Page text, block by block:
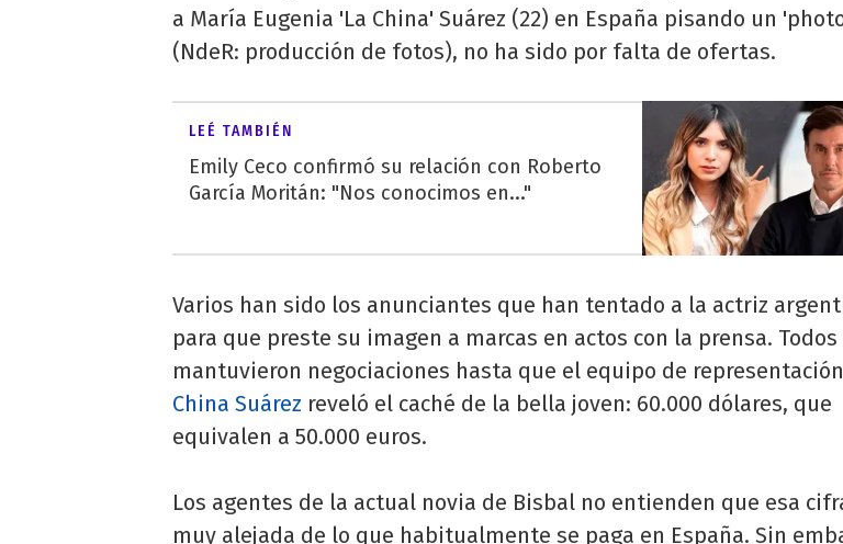
a María Eugenia 'La China' Suárez (22) en España pisando un
(NdeR: producción de fotos), no ha sido por falta de ofertas.
LEÉ TAMBIÉN
Emily Ceco confirmó su relación con Roberto
García Moritán: "Nos conocimos en..."
Varios han sido los anunciantes que han tentado a la actriz
para que preste su imagen a marcas en actos con la prensa.
mantuvieron negociaciones hasta que el equipo de
China Suárez reveló el caché de la bella joven: 60.000 dólares, que
equivalen a 50.000 euros.
Los agentes de la actual novia de Bisbal no entienden que esa
muy alejada de lo que habitualmente se paga en España. Sin